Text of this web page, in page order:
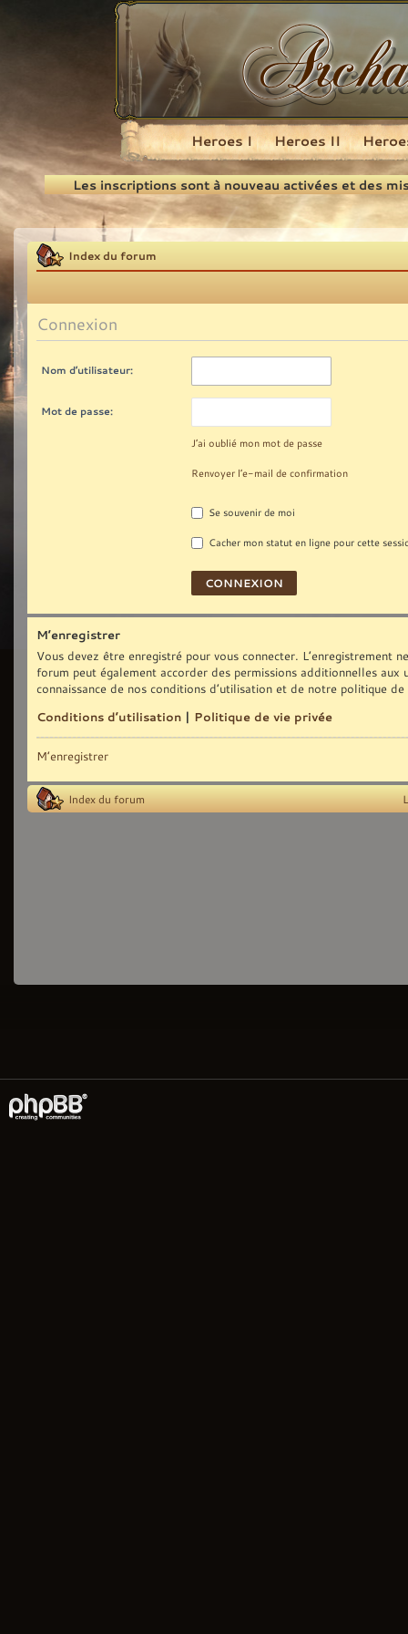
Recherche
Heroes I Heroes II
Les inscriptions sont à nouveau activées et des
Index du forum
Connexion
Nom d’utilisateur:
Mot de passe:
J’ai oublié mon mot de passe
Renvoyer l’e-mail de confirmation
Se souvenir de moi
Cacher mon statut en ligne pour cette
M’enregistrer
Vous devez être enregistré pour vous connecter. L’enregistrement
forum peut également accorder des permissions additionnelles
connaissance de nos conditions d’utilisation et de notre politique
Conditions d’utilisation | Politique de vie privée
M’enregistrer
Index du forum